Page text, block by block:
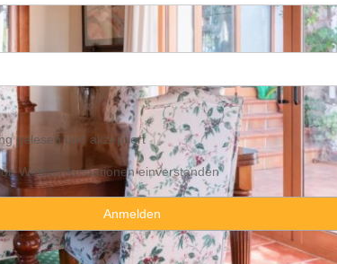
gelesen und akzeptiert
Werbeinformationen einverstanden